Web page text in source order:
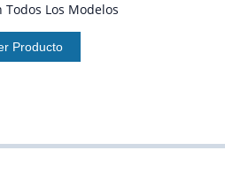
Todos Los Modelos
Producto